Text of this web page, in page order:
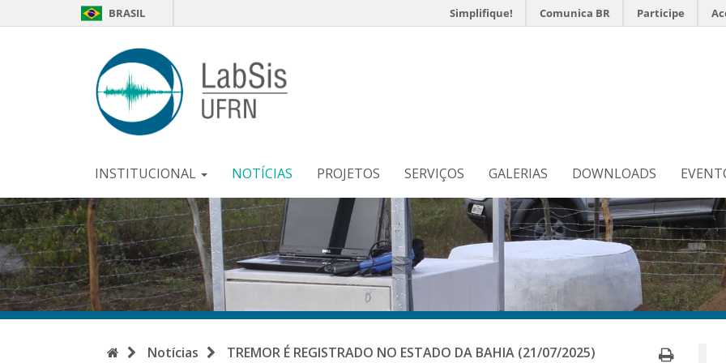
BRASIL Simplifique! Comunica BR Participe
INSTITUCIONAL NOTÍCIAS PROJETOS SERVIÇOS GALERIAS DOWNLOADS
InícioNotícias TREMOR É REGISTRADO NO ESTADO DA BAHIA (21/07/2025)